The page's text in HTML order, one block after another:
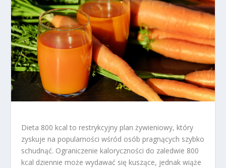
Dieta 800 kcal to restrykcyjny plan żywieniowy, który
zyskuje na popularności wśród osób pragnących szybko
schudnąć. Ograniczenie kaloryczności do zaledwie 800
kcal dziennie może wydawać się kuszące, jednak wiąże